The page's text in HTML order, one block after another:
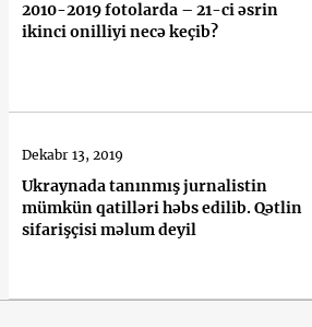
2010-2019 fotolarda – 21-ci əsrin
ikinci onilliyi necə keçib?
Ukraynada tanınmış jurnalistin
mümkün qatilləri həbs edilib. Qətlin
sifarişçisi məlum deyil
Dekabr 13, 2019